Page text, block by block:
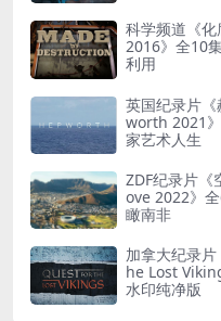
科学频道《
2016》全10
利用
英国纪录片
worth 2021
家艺术人生
ZDF纪录片
ove 2022》
瞰南非
加拿大纪录
he Lost
水印纯净版